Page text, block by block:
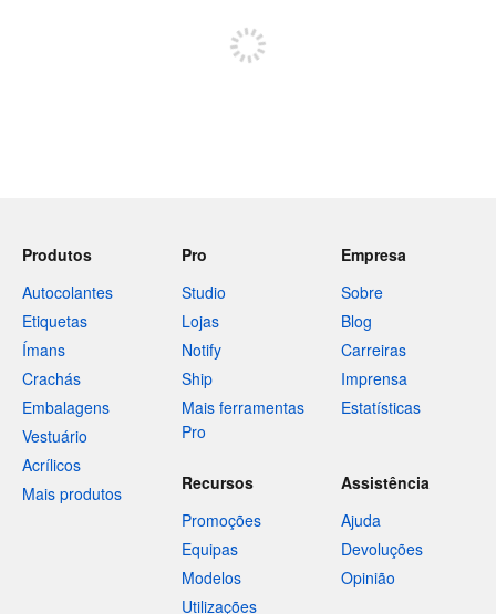
Produtos
Autocolantes
Etiquetas
Ímans
Crachás
Embalagens
Vestuário
Acrílicos
Mais produtos
Pro
Studio
Lojas
Notify
Ship
Mais ferramentas
Pro
Empresa
Sobre
Blog
Carreiras
Imprensa
Estatísticas
Recursos
Promoções
Equipas
Modelos
Utilizações
Assistência
Ajuda
Devoluções
Opinião